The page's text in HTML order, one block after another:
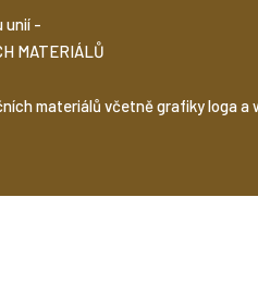
unií -
MATERIÁLŮ
materiálů včetně grafiky loga